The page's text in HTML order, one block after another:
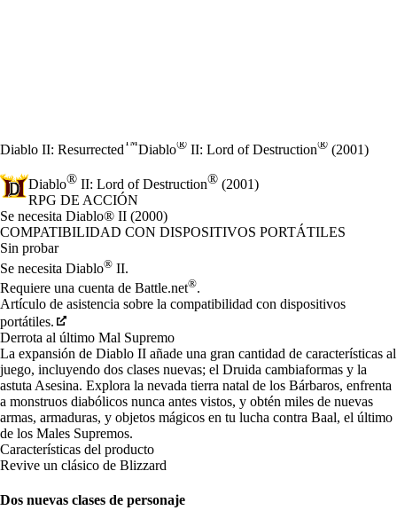
Diablo II: Resurrected™Diablo® II: Lord of Destruction® (2001)
Diablo® II: Lord of Destruction® (2001)
RPG DE ACCIÓN
Product Notification
Se necesita Diablo® II (2000)
Precio
Available actions
COMPATIBILIDAD CON DISPOSITIVOS PORTÁTILES
Sin probar
Se necesita Diablo® II.
Requiere una cuenta de Battle.net®.
Artículo de asistencia sobre la compatibilidad con dispositivos
portátiles.
Derrota al último Mal Supremo
La expansión de Diablo II añade una gran cantidad de características al
juego, incluyendo dos clases nuevas; el Druida cambiaformas y la
astuta Asesina. Explora la nevada tierra natal de los Bárbaros, enfrenta
a monstruos diabólicos nunca antes vistos, y obtén miles de nuevas
armas, armaduras, y objetos mágicos en tu lucha contra Baal, el último
de los Males Supremos.
Características del producto
Revive un clásico de Blizzard
Dos nuevas clases de personaje